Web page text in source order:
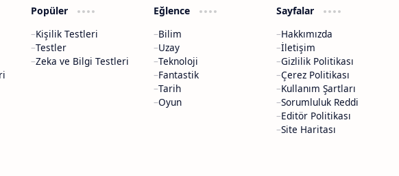
Popüler
Kişilik Testleri
Testler
Zeka ve Bilgi Testleri
Eğlence
Bilim
Uzay
Teknoloji
Fantastik
Tarih
Oyun
Sayfalar
Hakkımızda
İletişim
Gizlilik Politikası
Çerez Politikası
Kullanım Şartları
Sorumluluk Reddi
Editör Politikası
Site Haritası